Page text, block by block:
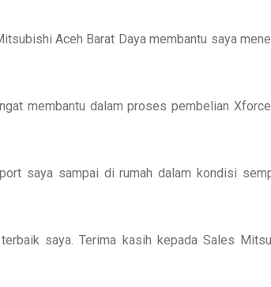
Aceh Barat Daya membantu saya
membantu dalam proses pembelian
saya sampai di rumah dalam kondisi
saya. Terima kasih kepada Sales